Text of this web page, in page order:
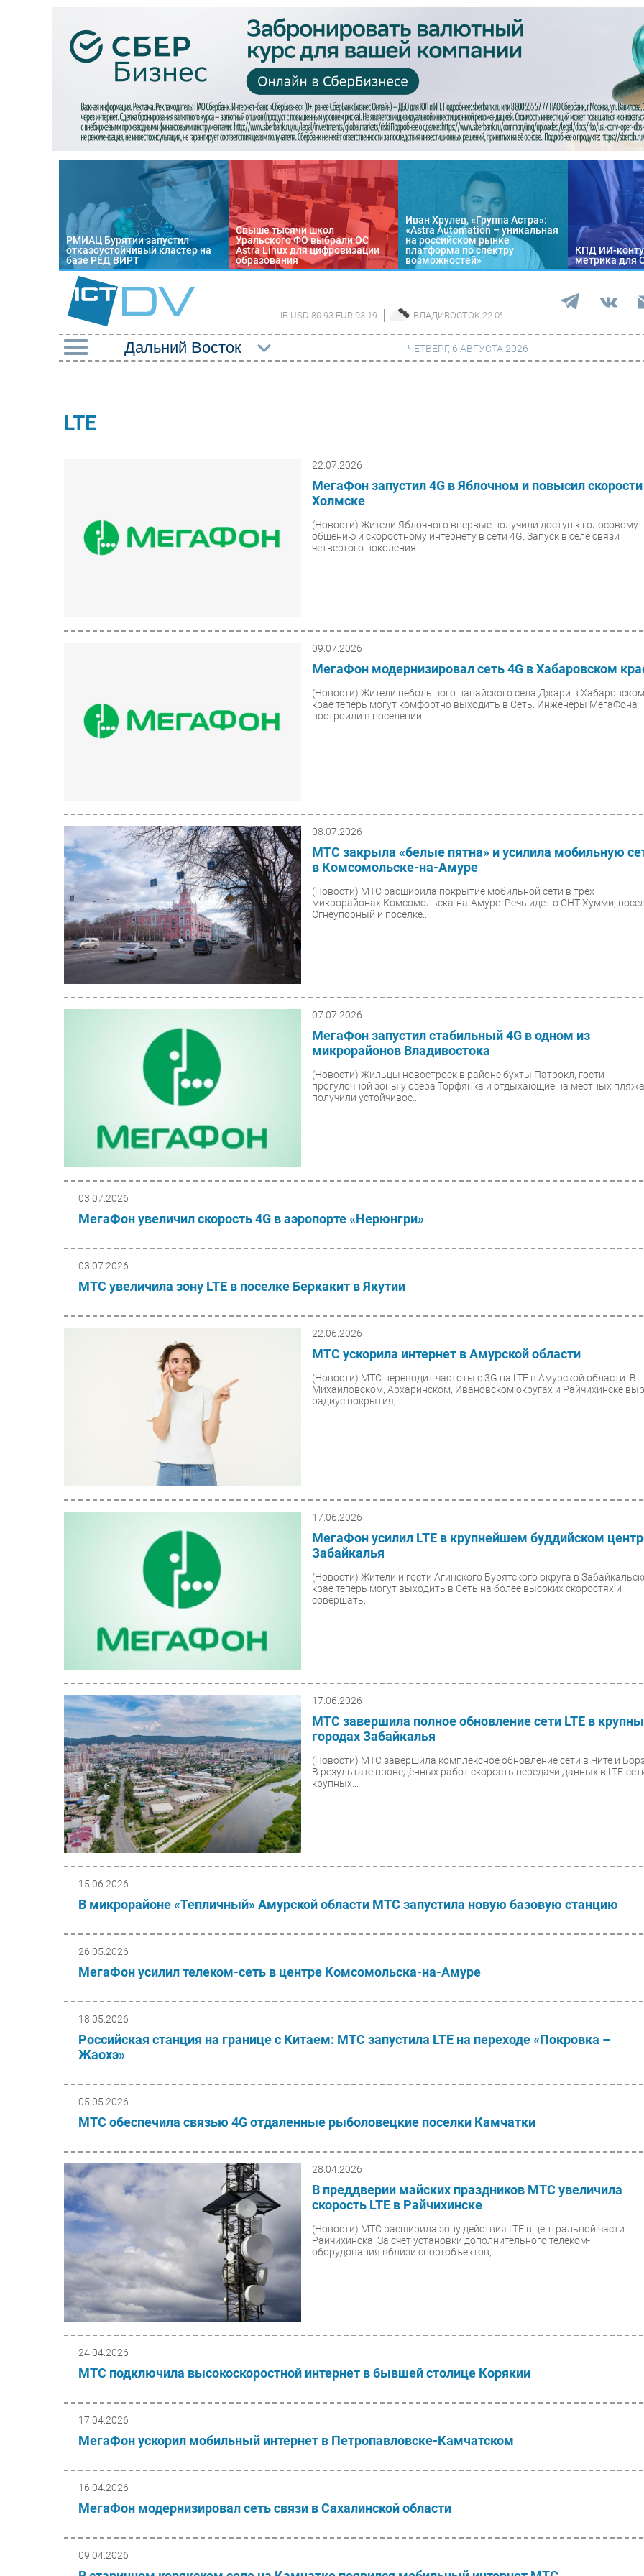
РМИАЦ Бурятии запустил
отказоустойчивый кластер на
базе РЕД ВИРТ
Свыше тысячи школ
Уральского ФО выбрали ОС
Astra Linux для цифровизации
образования
Иван Хрулев, «Группа Астра»:
«Astra Automation – уникальная
на российском рынке
платформа по спектру
возможностей»
КПД ИИ-
метрика для
ЦБ USD 80.93 EUR 93.19 ВЛАДИВОСТОК 22.0°
Импорто­замещение
Фиксированная связь
Интеграция
Оборудование
Outsourcing
Кадры
Инновации
Гаджеты
ЧЕТВЕРГ, 6 АВГУСТА 2026
LTE
22.07.2026
МегаФон запустил 4G в Яблочном и повысил
Холмске
(Новости)Жители Яблочного впервые получили доступ к голосовому
общению и скоростному интернету в сети 4G. Запуск в селе связи
четвертого поколения...
09.07.2026
МегаФон модернизировал сеть 4G в Хабаровском
(Новости)Жители небольшого нанайского села Джари в Хабаровском
крае теперь могут комфортно выходить в Сеть. Инженеры МегаФона
построили в поселении...
08.07.2026
МТС закрыла «белые пятна» и усилила мобильную
в Комсомольске-на-Амуре
(Новости) МТС расширила покрытие мобильной сети в трех
микрорайонах Комсомольска-на-Амуре. Речь идет о СНТ Хумми,
Огнеупорный и поселке...
07.07.2026
МегаФон запустил стабильный 4G в одном из
микрорайонов Владивостока
(Новости)Жильцы новостроек в районе бухты Патрокл, гости
прогулочной зоны у озера Торфянка и отдыхающие на местных
получили устойчивое...
03.07.2026
МегаФон увеличил скорость 4G в аэропорте «Нерюнгри»
03.07.2026
МТС увеличила зону LTE в поселке Беркакит в Якутии
22.06.2026
МТС ускорила интернет в Амурской области
(Новости) МТС переводит частоты с 3G на LTE в Амурской области. В
Михайловском, Архаринском, Ивановском округах и Райчихинске
радиус покрытия,...
17.06.2026
МегаФон усилил LTE в крупнейшем буддийском
Забайкалья
(Новости)Жители и гости Агинского Бурятского округа в
крае теперь могут выходить в Сеть на более высоких скоростях и
совершать...
17.06.2026
МТС завершила полное обновление сети LTE в
городах Забайкалья
(Новости) МТС завершила комплексное обновление сети в Чите и
В результате проведённых работ скорость передачи данных в LTE-
крупных...
15.06.2026
В микрорайоне «Тепличный» Амурской области МТС запустила новую базовую станцию
26.05.2026
МегаФон усилил телеком-сеть в центре Комсомольска-на-Амуре
18.05.2026
Российская станция на границе с Китаем: МТС запустила LTE на переходе «Покровка –
Жаохэ»
05.05.2026
МТС обеспечила связью 4G отдаленные рыболовецкие поселки Камчатки
28.04.2026
В преддверии майских праздников МТС увеличила
скорость LTE в Райчихинске
(Новости) МТС расширила зону действия LTE в центральной части
Райчихинска. За счет установки дополнительного телеком-
оборудования вблизи спортобъектов,...
24.04.2026
МТС подключила высокоскоростной интернет в бывшей столице Корякии
17.04.2026
МегаФон ускорил мобильный интернет в Петропавловске-Камчатском
16.04.2026
МегаФон модернизировал сеть связи в Сахалинской области
09.04.2026